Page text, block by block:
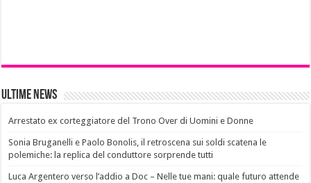
Ultime News
Arrestato ex corteggiatore del Trono Over di Uomini e Donne
Sonia Bruganelli e Paolo Bonolis, il retroscena sui soldi scatena le
polemiche: la replica del conduttore sorprende tutti
Luca Argentero verso l’addio a Doc – Nelle tue mani: quale futuro attende